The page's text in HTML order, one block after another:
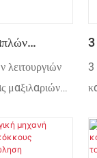
Lolly,
μαξιλαριών